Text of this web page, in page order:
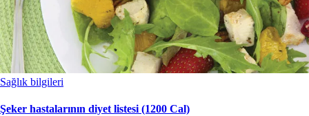
Sağlık bilgileri
Şeker hastalarının diyet listesi (1200 Cal)